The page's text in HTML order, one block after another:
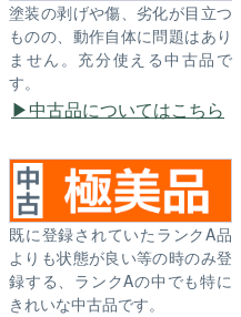
塗装の剥げや傷、劣化が目立つ
ものの、動作自体に問題はあり
ません。充分使える中古品で
す。
中古品についてはこちら
既に登録されていたランクA品
よりも状態が良い等の時のみ登
録する、ランクAの中でも特に
きれいな中古品です。